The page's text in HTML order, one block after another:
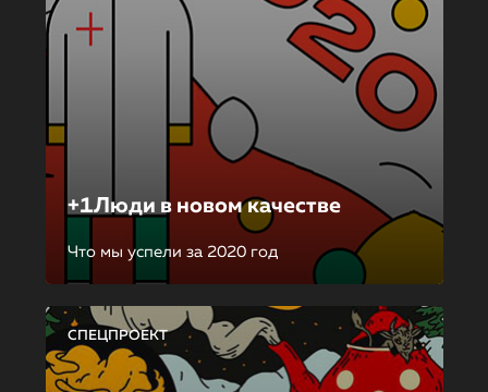
+1Люди в новом качестве
Что мы успели за 2020 год
СПЕЦПРОЕКТ